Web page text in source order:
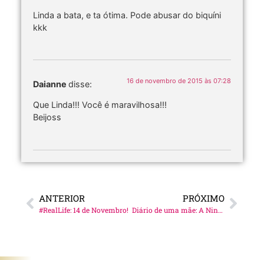
Linda a bata, e ta ótima. Pode abusar do biquíni
kkk
Daianne disse: 16 de novembro de 2015 às 07:28
Que Linda!!! Você é maravilhosa!!!
Beijoss
ANTERIOR
#RealLife: 14 de Novembro!
PRÓXIMO
Diário de uma mãe: A Nini na escolinha!